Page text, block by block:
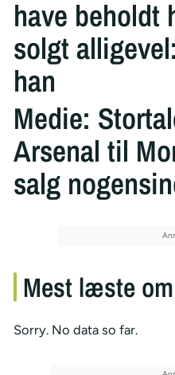
have beholdt
solgt
han
Medie:
Arsenal til
salg
Mest læste
Sorry. No data so far.